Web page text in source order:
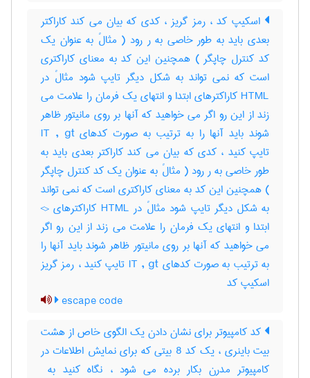
اسکیپ کد ، رمز گریز ، کدی که بیان می کند کاراکتر
بعدی باید به طور خاصی به ر رود ( مثالً به عنوان یک
کد کنترل چاپگر ) همچنین این کد به معنای کاراکتری
است که نمی تواند به شکل دیگر تایپ شود مثالً در
HTML کاراکترهای ابتدا و انتهای یک فرمان را علامت می
زند از این رو اگر می خواهید که آنها بر روی مانیتور ظاهر
شوند باید آنها را به ترتیب به صورت کدهای IT , gt
تایپ کنید ، کدی که بیان می کند کاراکتر بعدی باید به
طور خاصی به ر رود ( مثالً به عنوان یک کد کنترل چاپگر
) همچنین این کد به معنای کاراکتری است که نمی تواند
به شکل دیگر تایپ شود مثالً در HTML کاراکترهای <>
ابتدا و انتهای یک فرمان را علامت می زند از این رو اگر
می خواهید که آنها بر روی مانیتور ظاهر شوند باید آنها را
به ترتیب به صورت کدهای IT , gt تایپ کنید ، رمز گریز
اسکیپ کد
escape code
کد کامپیوتر برای نشان دادن یک الگوی خاص از هشت
بیت باینری ، یک کد 8 بیتی که برای نمایش اطلاعات در